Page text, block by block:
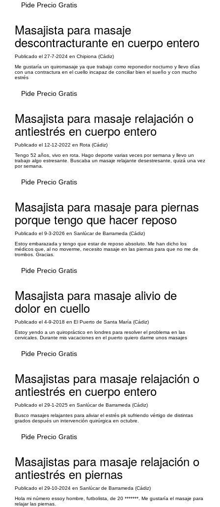
Pide Precio Gratis
Masajista para masaje
descontracturante en cuerpo entero
Publicado el 27-7-2024 en Chipiona (Cádiz)
Me gustaría un quiromasaje ya que trabajo como reponedor nocturno y llevo días
con una contractura en el cuello incapaz de conciliar bien el sueño y con mucho
estrés
Pide Precio Gratis
Masajista para masaje relajación o
antiestrés en cuerpo entero
Publicado el 12-12-2022 en Rota (Cádiz)
Tengo 52 años, vivo en rota. Hago deporte varias veces por semana y llevo un
trabajo algo estresante. Buscaba un masaje relajante desestresante, quizá una vez
por semana.
Pide Precio Gratis
Masajista para masaje para piernas
porque tengo que hacer reposo
Publicado el 9-3-2026 en Sanlúcar de Barrameda (Cádiz)
Estoy embarazada y tengo que estar de reposo absoluto. Me han dicho los
médicos que, al no moverme, necesito masaje en las piernas para que no me de
trombos. Gracias.
Pide Precio Gratis
Masajista para masaje alivio de
dolor en cuello
Publicado el 4-9-2018 en El Puerto de Santa María (Cádiz)
Estoy yendo a un quiropráctico en londres para resolver el problema en las
cervicales. Durante mis vacaciones en el puerto quiero darme unos masajes
Pide Precio Gratis
Masajistas para masaje relajación o
antiestrés en cuerpo entero
Publicado el 29-1-2025 en Sanlúcar de Barrameda (Cádiz)
Busco masajes relajantes para aliviar el estrés pk sufriendo vértigo de distintas
grados después un intervención quirúrgica en octubre.
Pide Precio Gratis
Masajistas para masaje relajación o
antiestrés en piernas
Publicado el 29-10-2024 en Sanlúcar de Barrameda (Cádiz)
Hola mi número essoy hombre, futbolista, de 20 *******. Me gustaría el masaje para
relajar las piernas.